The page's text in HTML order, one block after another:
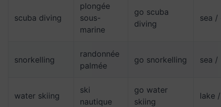
scuba diving
plongée
sous-
marine
go scuba
diving
sea /
snorkelling
randonnée
palmée
go snorkelling sea /
water skiing
ski
nautique
go water
skiing
lake